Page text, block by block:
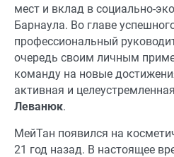
мест и вклад в социально-
Барнаула. Во главе
профессиональный
очередь своим личным
команду на новые
активная и
Леванюк.
МейТан появился на
21 год назад. В настоящее